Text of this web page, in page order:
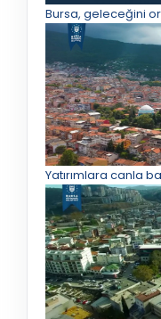
Bursa, geleceğini
Yatırımlara canla